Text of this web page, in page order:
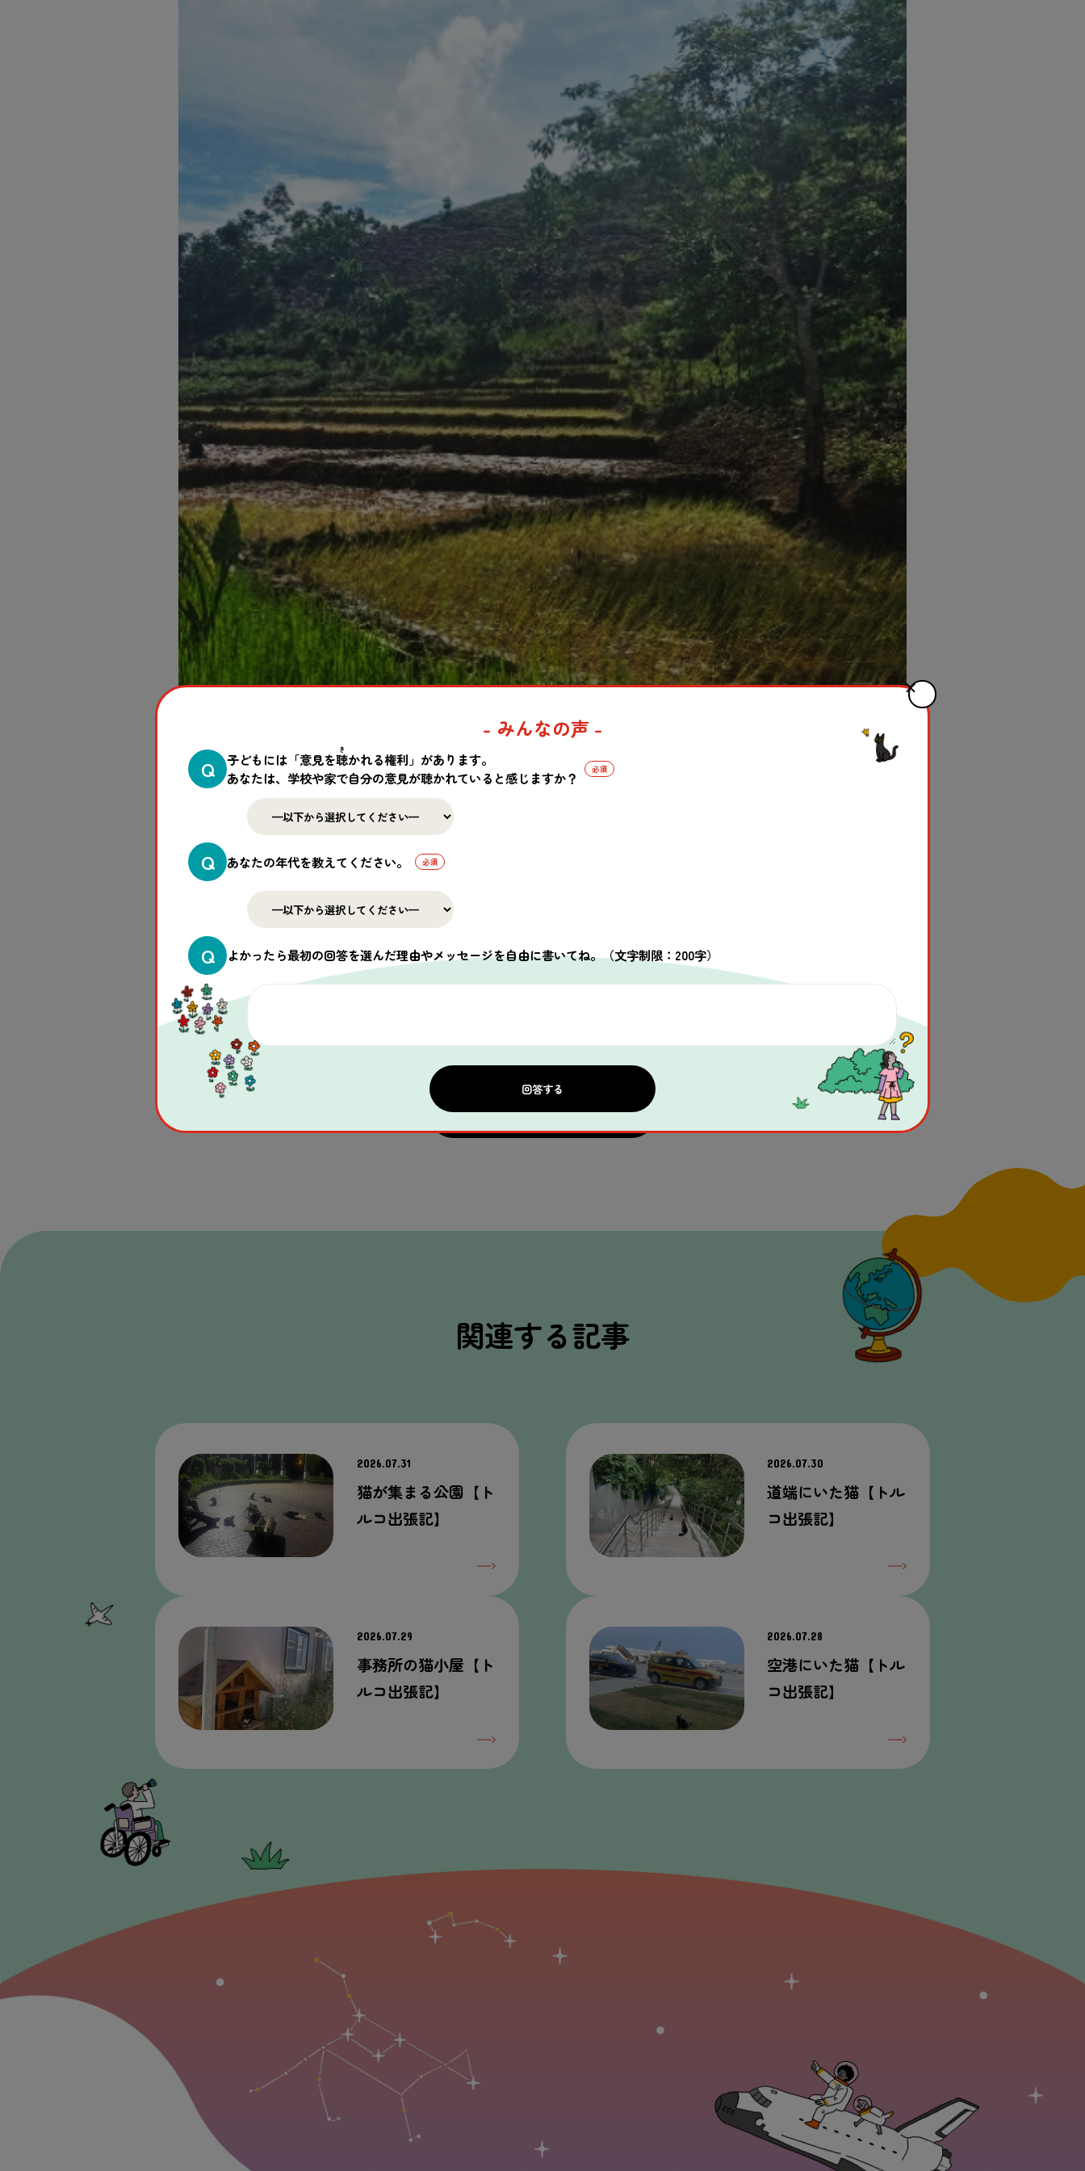
事業地マナンジャリで見られたのは日本でもよく見る棚田。田んぼを耕すのには牛が大活躍です。今
後さまざまな作物が育てられる予定で、その成長が楽しみです。
この記事はいかがでしたか？
一覧へ戻る
関連する記事
2026.07.31
猫が集まる公園【ト
ルコ出張記】
2026.07.30
道端にいた猫【トル
コ出張記】
2026.07.29
事務所の猫小屋【ト
ルコ出張記】
2026.07.28
空港にいた猫【トル
コ出張記】
- みんなの声 -
Q
子どもには「意見を聴
き
かれる権利」があります。
あなたは、学校や家で自分の意見が聴かれていると感じますか？
Q あなたの年代を教えてください。
Q よかったら最初の回答を選んだ理由やメッセージを自由に書いてね。（文字制限：200字）